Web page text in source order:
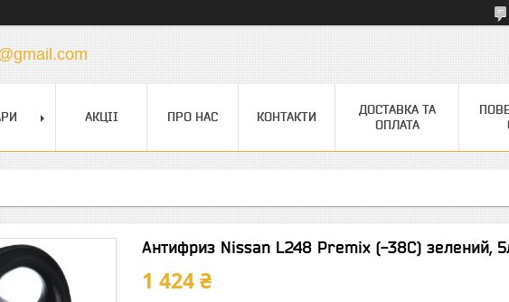
АКЦІІ ПРО НАС КОНТАКТИ
ДОСТАВКА ТА
ОПЛАТА
Антифриз Nissan L248 Premix (-38С) зелений,
1 424 ₴